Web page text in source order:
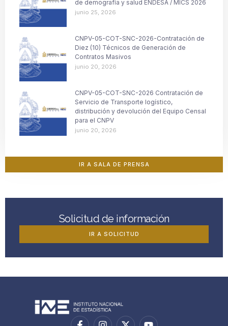
de demografía y salud ENDESA / MICS 2026
junio 25, 2026
CNPV-05-COT-SNC-2026-Contratación de
Diez (10) Técnicos de Generación de
Contratos Masivos
junio 20, 2026
CNPV-05-COT-SNC-2026 Contratación de
Servicio de Transporte logístico,
distribución y devolución del Equipo Censal
para el CNPV
junio 20, 2026
IR A SALA DE PRENSA
Solicitud de información
IR A SOLICITUD